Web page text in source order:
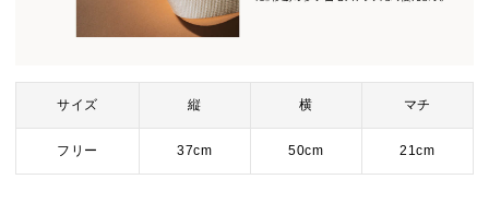
サイズ 縦 横 マチ
フリー 37cm 50cm 21cm